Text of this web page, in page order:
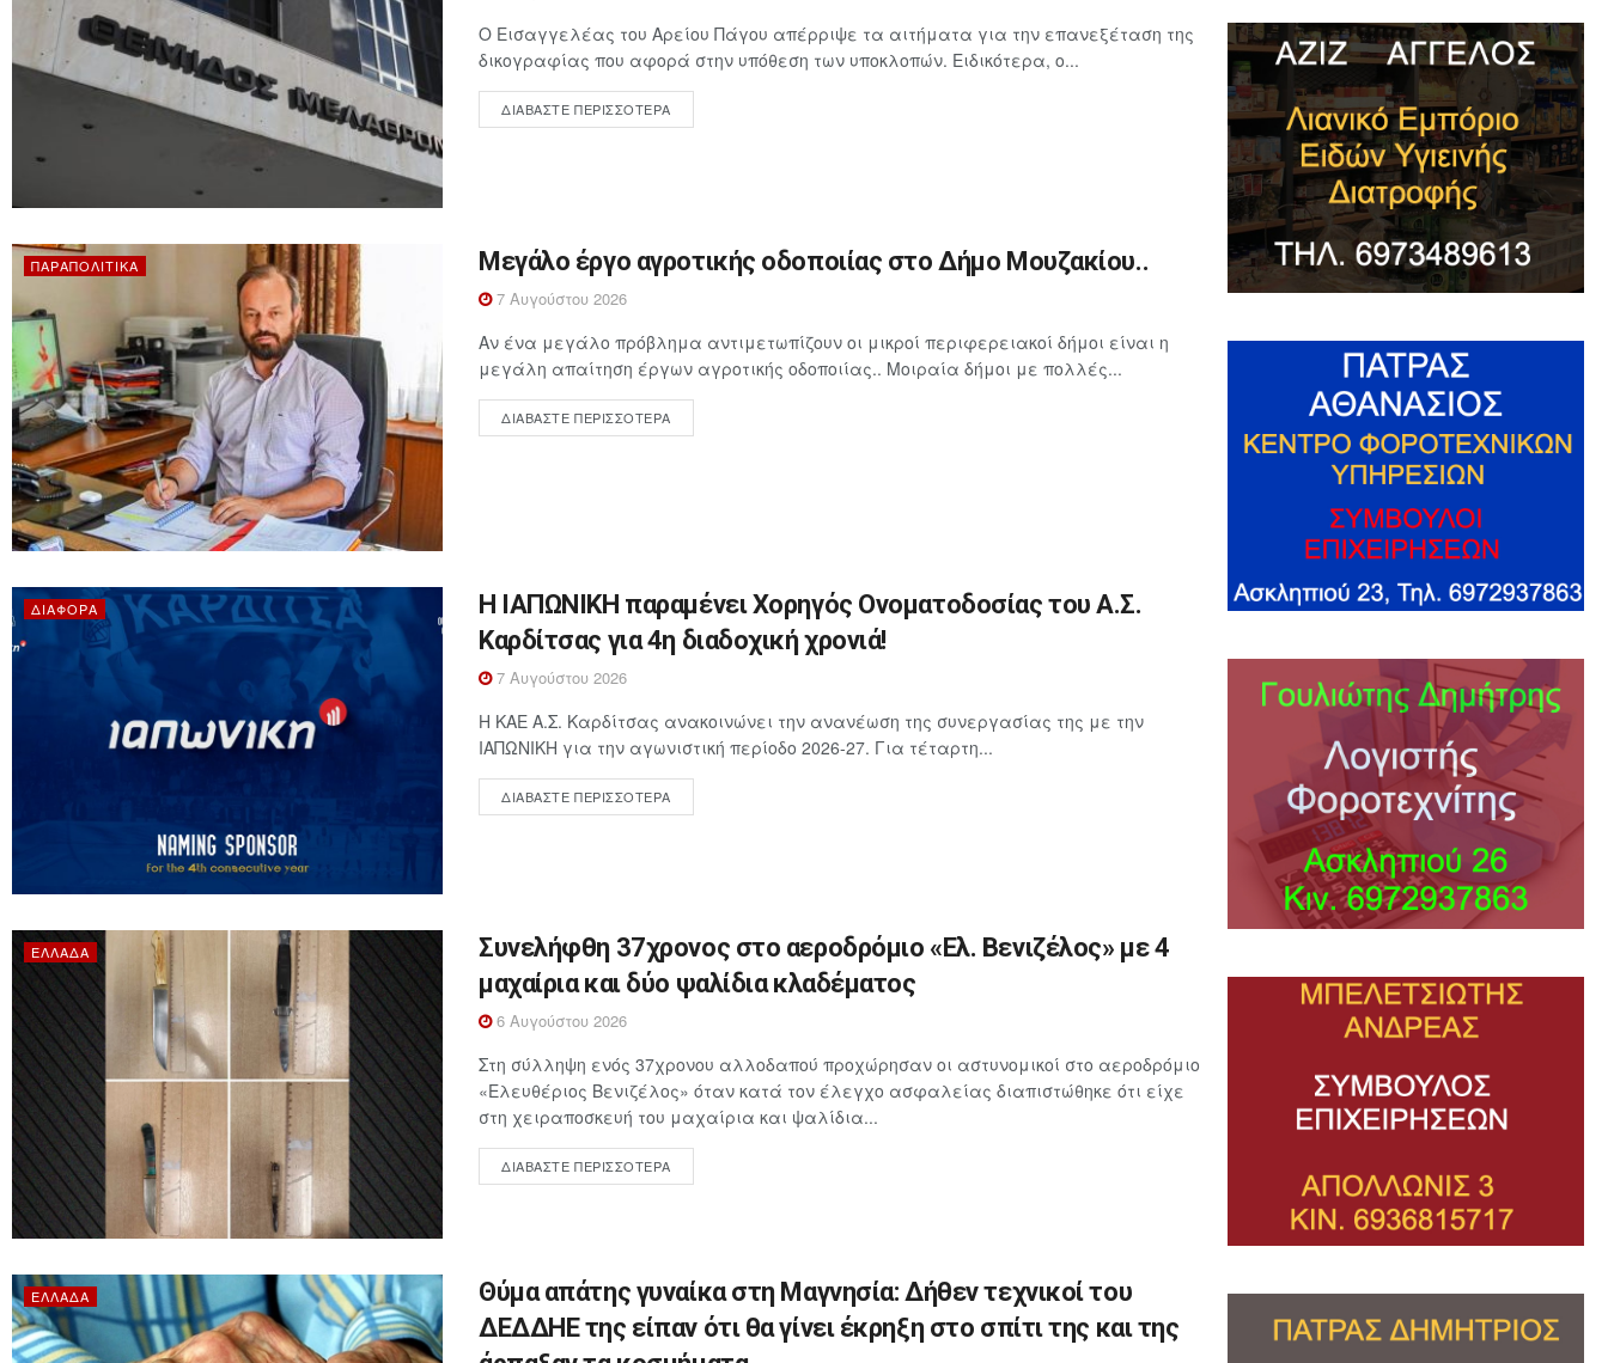
Ο Εισαγγελέας του Αρείου Πάγου απέρριψε τα αιτήματα για την επανεξέταση της
δικογραφίας που αφορά στην υπόθεση των υποκλοπών. Ειδικότερα, ο...
ΔΙΑΒΆΣΤΕ ΠΕΡΙΣΣΌΤΕΡΑ
ΠΑΡΑΠΟΛΙΤΙΚΆ Μεγάλο έργο αγροτικής οδοποιίας στο Δήμο Μουζακίου..
7 Αυγούστου 2026
Αν ένα μεγάλο πρόβλημα αντιμετωπίζουν οι μικροί περιφερειακοί δήμοι είναι η
μεγάλη απαίτηση έργων αγροτικής οδοποιίας.. Μοιραία δήμοι με πολλές...
ΔΙΑΒΆΣΤΕ ΠΕΡΙΣΣΌΤΕΡΑ
ΔΙΆΦΟΡΑ
Η ΙΑΠΩΝΙΚΗ παραμένει Χορηγός Ονοματοδοσίας του Α.Σ.
Καρδίτσας για 4η διαδοχική χρονιά!
7 Αυγούστου 2026
Η ΚΑΕ Α.Σ. Καρδίτσας ανακοινώνει την ανανέωση της συνεργασίας της με την
ΙΑΠΩΝΙΚΗ για την αγωνιστική περίοδο 2026-27. Για τέταρτη...
ΔΙΑΒΆΣΤΕ ΠΕΡΙΣΣΌΤΕΡΑ
ΕΛΛΆΔΑ
Συνελήφθη 37χρονος στο αεροδρόμιο «Ελ. Βενιζέλος» με 4
μαχαίρια και δύο ψαλίδια κλαδέματος
6 Αυγούστου 2026
Στη σύλληψη ενός 37χρονου αλλοδαπού προχώρησαν οι αστυνομικοί στο αεροδρόμιο
«Ελευθέριος Βενιζέλος» όταν κατά τον έλεγχο ασφαλείας διαπιστώθηκε ότι είχε
στη χειραποσκευή του μαχαίρια και ψαλίδια...
ΔΙΑΒΆΣΤΕ ΠΕΡΙΣΣΌΤΕΡΑ
ΕΛΛΆΔΑ
Θύμα απάτης γυναίκα στη Μαγνησία: Δήθεν τεχνικοί του
ΔΕΔΔΗΕ της είπαν ότι θα γίνει έκρηξη στο σπίτι της και της